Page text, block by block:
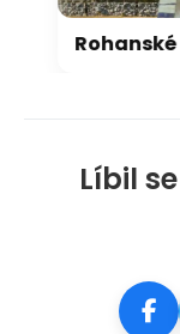
Líbil